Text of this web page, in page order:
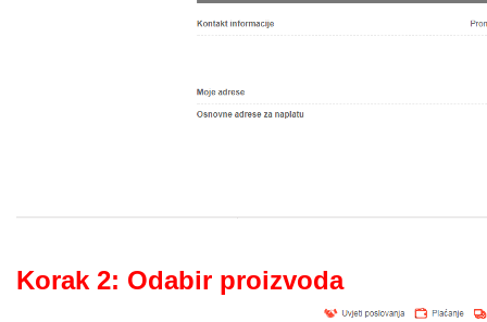
Korak 2: Odabir proizvoda